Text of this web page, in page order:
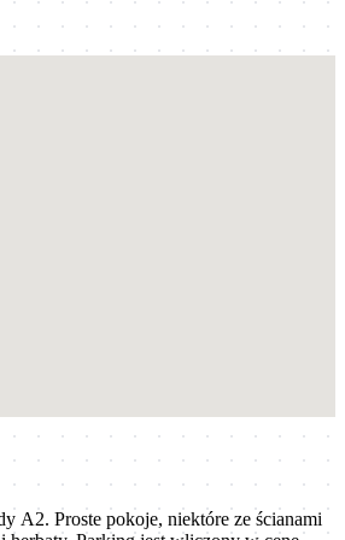
A2. Proste pokoje, niektóre ze ścianami